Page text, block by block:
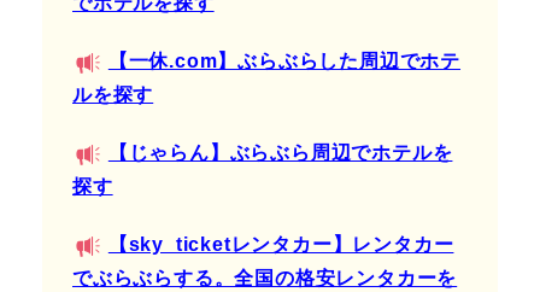
【一休.com】ぶらぶらした周辺でホテ
ルを探す
【じゃらん】ぶらぶら周辺でホテルを
探す
【sky_ticketレンタカー】レンタカー
でぶらぶらする。全国の格安レンタカーを